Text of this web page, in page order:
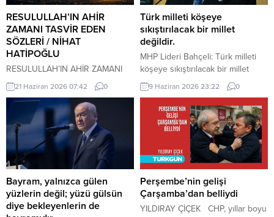
RESULULLAH’IN AHİR
ZAMANI TASVİR EDEN
SÖZLERİ / NİHAT
HATİPOĞLU
RESULULLAH’IN AHİR ZAMANI
TASVİR EDEN SÖZLERİ İnsanlar
heveslerine uyacaklar, zan ile
hükmedilecek. Bilinmeyen
konularda insanlar konuşacaklar.
Cehalet, dini bilmemek
çoğalacak. Çocuk istenmeyecek.
Dostluk azalacak. Dost dosta
güvenmeyecek. İnsanlar bir
araya toplandıklarında, içlerinde
Allah’tan korkan bulunmadığı
zaman kıyamet yakındır. Kıyamet
21 Haziran 2026 07:42 0
Türk milleti köşeye
sıkıştırılacak bir millet
değildir.
MHP Lideri Bahçeli: Türk milleti
köşeye sıkıştırılacak bir millet
değildir. Türk milleti, karşısına
yedi düvel de dizilse tarih
sahnesinden silinecek bir millet
değildir. Türkiye, ham hayaller
kurulup çizilen haritaların
kenarına sıkıştırılacak, eline bir
avuç toprak verilip denizlerinden
koparılacak bir ülke değildir.
Devlet Bahçeli MHP TBMM Grup
Toplantısı’nda Türkiye’nin
gündemine ve...
9 Haziran 2026 23:22 0
Bayram, yalnızca gülen
yüzlerin değil; yüzü gülsün
diye bekleyenlerin de
Perşembe’nin gelişi
Çarşamba’dan belliydi
YILDIRAY ÇİÇEK CHP, yıllar boyu